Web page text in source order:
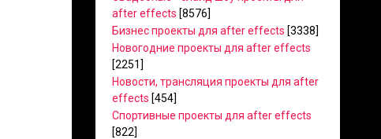
after effects [8576]
Бизнес проекты для after effects [3338]
Новогодние проекты для after effects
[2251]
Новости, трансляция проекты для after
effects [454]
Спортивные проекты для after effects
[822]